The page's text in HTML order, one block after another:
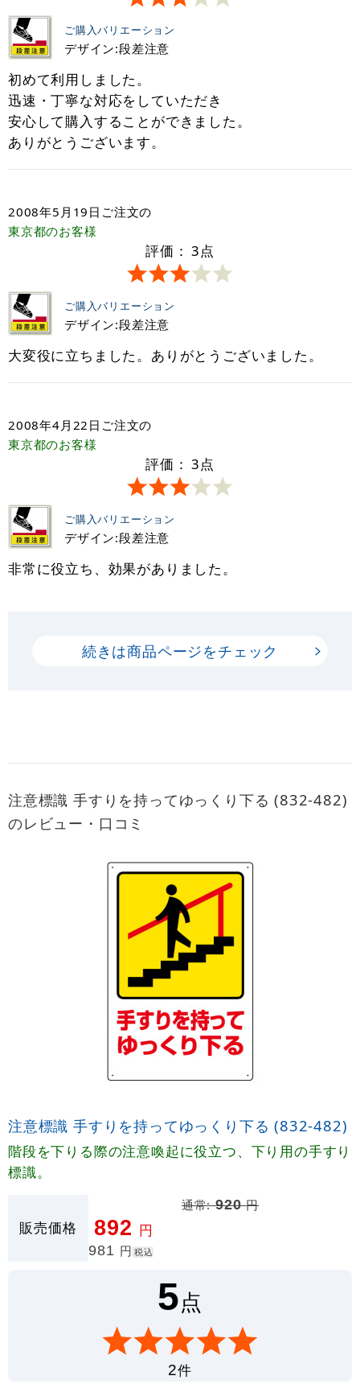
ご購入バリエーション
デザイン:段差注意
初めて利用しました。
迅速・丁寧な対応をしていただき
安心して購入することができました。
ありがとうございます。
2008年5月19日 ご注文の
東京都のお客様
評価： 3点
ご購入バリエーション
デザイン:段差注意
大変役に立ちました。ありがとうございました。
2008年4月22日 ご注文の
東京都のお客様
評価： 3点
ご購入バリエーション
デザイン:段差注意
非常に役立ち、効果がありました。
続きは商品ページをチェック
注意標識 手すりを持ってゆっくり下る (832-482)
のレビュー・口コミ
注意標識 手すりを持ってゆっくり下る (832-482)
階段を下りる際の注意喚起に役立つ、下り用の手すり
標識。
販売価格
通常:920円
892 円
981 円 税込
5点
2件